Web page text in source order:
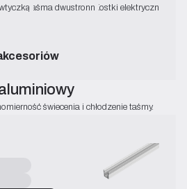
Taśma dwustronnaKostki elektryczne
świecenia i chłodzenie taśmy.